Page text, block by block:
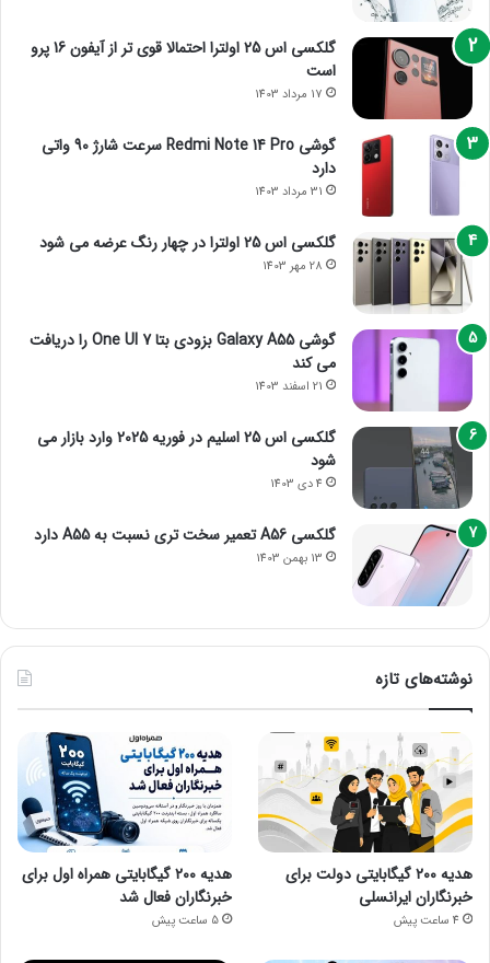
گلکسی اس 25 اولترا احتمالا قوی تر از آیفون 16 پرو
است
17 مرداد 1403
گوشی Redmi Note 14 Pro سرعت شارژ 90 واتی
دارد
31 مرداد 1403
گلکسی اس 25 اولترا در چهار رنگ عرضه می شود
28 مهر 1403
گوشی Galaxy A55 بزودی بتا One UI 7 را دریافت
می کند
21 اسفند 1403
گلکسی اس 25 اسلیم در فوریه 2025 وارد بازار می
شود
4 دی 1403
گلکسی A56 تعمیر سخت تری نسبت به A55 دارد
13 بهمن 1403
نوشته‌های تازه
هدیه ۲۰۰ گیگابایتی دولت برای
خبرنگاران ایرانسلی
4 ساعت پیش
هدیه ۲۰۰ گیگابایتی همراه اول برای
خبرنگاران فعال شد
5 ساعت پیش